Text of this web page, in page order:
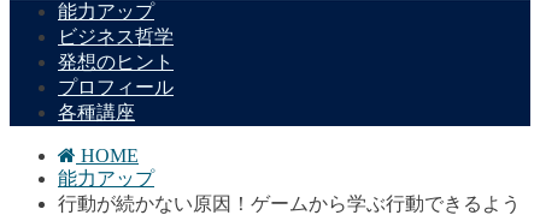
能力アップ
ビジネス哲学
発想のヒント
プロフィール
各種講座
HOME
能力アップ
行動が続かない原因！ゲームから学ぶ行動できるよう